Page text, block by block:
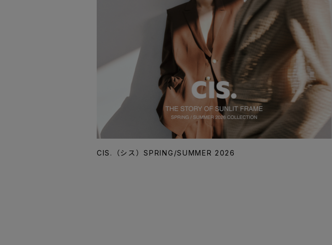
CIS.（シス）SPRING/SUMMER 2026